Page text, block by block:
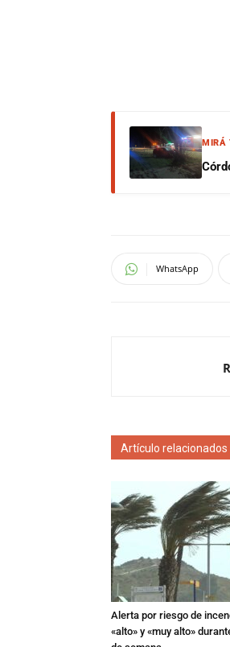
MIRÁ
WhatsApp
Artículo relacionados
Alerta por riesgo de
«alto» y «muy alto»